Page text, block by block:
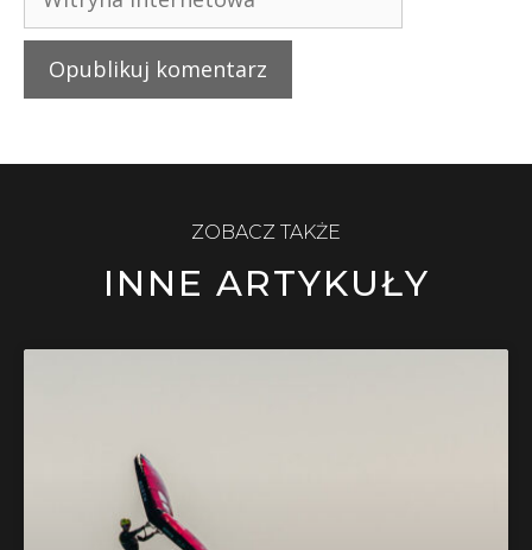
ZOBACZ TAKŻE
INNE ARTYKUŁY